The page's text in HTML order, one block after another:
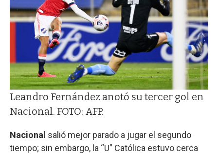
Leandro Fernández anotó su tercer gol en
Nacional. FOTO: AFP.
Nacional salió mejor parado a jugar el segundo
tiempo; sin embargo, la “U” Católica estuvo cerca